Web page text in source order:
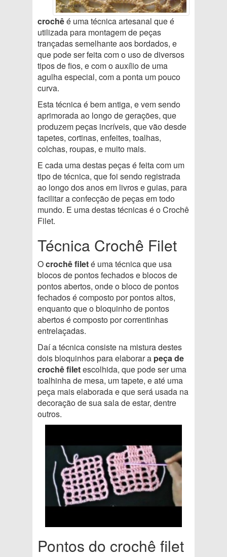
crochêé uma técnica artesanal que é
utilizada para montagem de peças
trançadas semelhante aos bordados, e
que pode ser feita com o uso de diversos
tipos de fios, e com o auxílio de uma
agulha especial, com a ponta um pouco
curva.
Esta técnica é bem antiga, e vem sendo
aprimorada ao longo de gerações, que
produzem peças incríveis, que vão desde
tapetes, cortinas, enfeites, toalhas,
colchas, roupas, e muito mais.
E cada uma destas peças é feita com um
tipo de técnica, que foi sendo registrada
ao longo dos anos em livros e guias, para
facilitar a confecção de peças em todo
mundo. E uma destas técnicas é o Crochê
Filet.
Técnica Crochê Filet
Ocrochê fileté uma técnica que usa
blocos de pontos fechados e blocos de
pontos abertos, onde o bloco de pontos
fechados é composto por pontos altos,
enquanto que o bloquinho de pontos
abertos é composto por correntinhas
entrelaçadas.
Daí a técnica consiste na mistura destes
dois bloquinhos para elaborar a peça de
crochê filetescolhida, que pode ser uma
toalhinha de mesa, um tapete, e até uma
peça mais elaborada e que será usada na
decoração de sua sala de estar, dentre
outros.
Pontos do crochê filet